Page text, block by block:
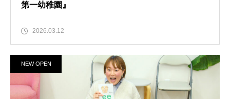
第一幼稚園』
2026.03.12
NEW OPEN